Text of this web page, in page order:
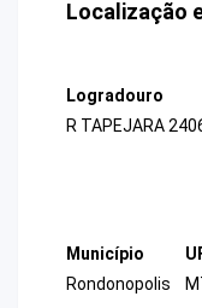
Localização
Logradouro
R TAPEJARA
Município
Rondonopolis